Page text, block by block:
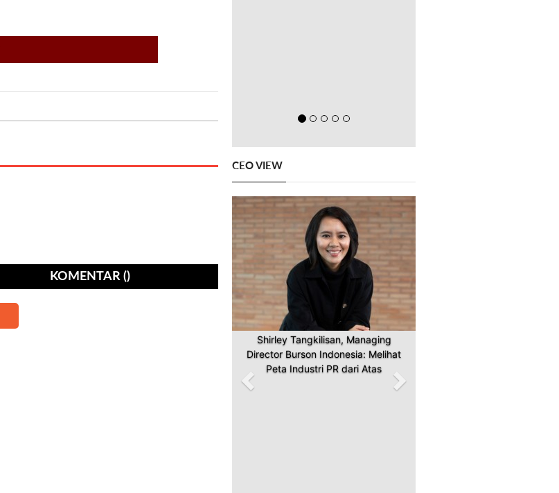
KOMENTAR ()
CEO VIEW
Shirley Tangkilisan, Managing
Director Burson Indonesia: Melihat
Peta Industri PR dari Atas
Previous Next